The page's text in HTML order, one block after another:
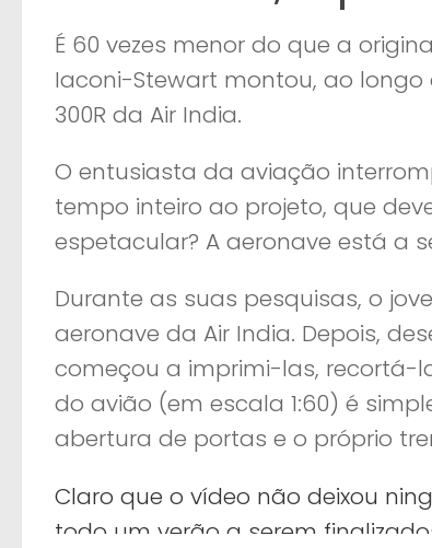
É 60 vezes menor do que a
Iaconi-Stewart montou, ao longo
300R da Air India.
O entusiasta da aviação
tempo inteiro ao projeto, que
espetacular? A aeronave está a
Durante as suas pesquisas, o
aeronave da Air India. Depois,
começou a imprimi-las, recortá-
do avião (em escala 1:60) é
abertura de portas e o próprio
Claro que o vídeo não deixou
todo um verão a serem